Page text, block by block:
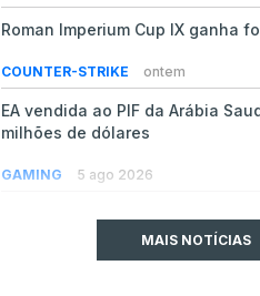
Roman Imperium Cup IX ganha
COUNTER-STRIKE ontem
EA vendida ao PIF da Arábia
milhões de dólares
GAMING 5 ago 2026
MAIS NOTÍCIAS